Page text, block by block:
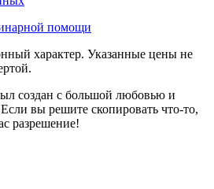
помощи
характер. Указанные цены не
создан с большой любовью и
вы решите скопировать что-то,
разрешение!